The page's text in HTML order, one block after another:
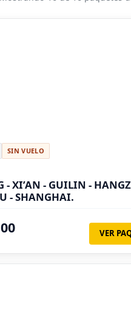
SIN VUELO
- XI’AN - GUILIN -
- SHANGHAI.
VER